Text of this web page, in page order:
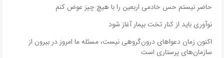
حاضر نیستم حس خادمی اربعین را با هیچ چیز عوض کنم
نوآوری باید از کنار تخت بیمار آغاز شود
اکنون زمان دعواهای درون‌گروهی نیست، مسئله ما امروز در بیرون از
سازمان‌های پرستاری است